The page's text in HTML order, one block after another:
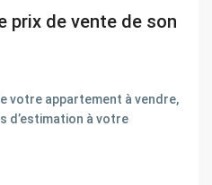
prix de vente de son
votre appartement à vendre,
d’estimation à votre